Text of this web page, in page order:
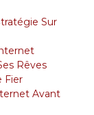
Sur
Rêves
Fier
Avant